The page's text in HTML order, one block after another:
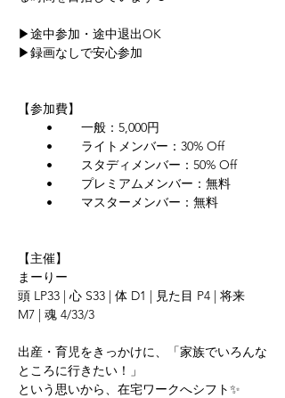
▶︎途中参加・途中退出OK
▶︎録画なしで安心参加
【参加費】
•        一般：5,000円
        •        ライトメンバー：30% Off
        •        スタディメンバー：50% Off
        •        プレミアムメンバー：無料
        •        マスターメンバー：無料
【主催】
まーりー
頭 LP33 | 心 S33 | 体 D1 | 見た目 P4 | 将来
M7 | 魂 4/33/3
出産・育児をきっかけに、「家族でいろんな
ところに行きたい！」
という思いから、在宅ワークへシフト✨